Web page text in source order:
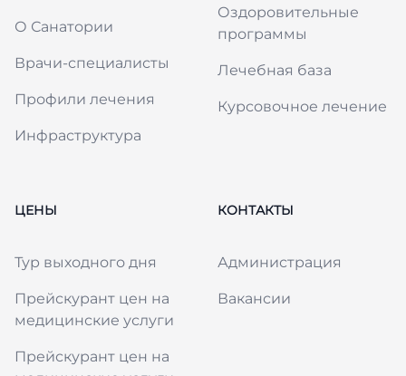
О Санатории
Врачи-специалисты
Профили лечения
Инфраструктура
Оздоровительные
программы
Лечебная база
Курсовочное лечение
ЦЕНЫ
Тур выходного дня
Прейскурант цен на
медицинские услуги
Прейскурант цен на
КОНТАКТЫ
Администрация
Вакансии